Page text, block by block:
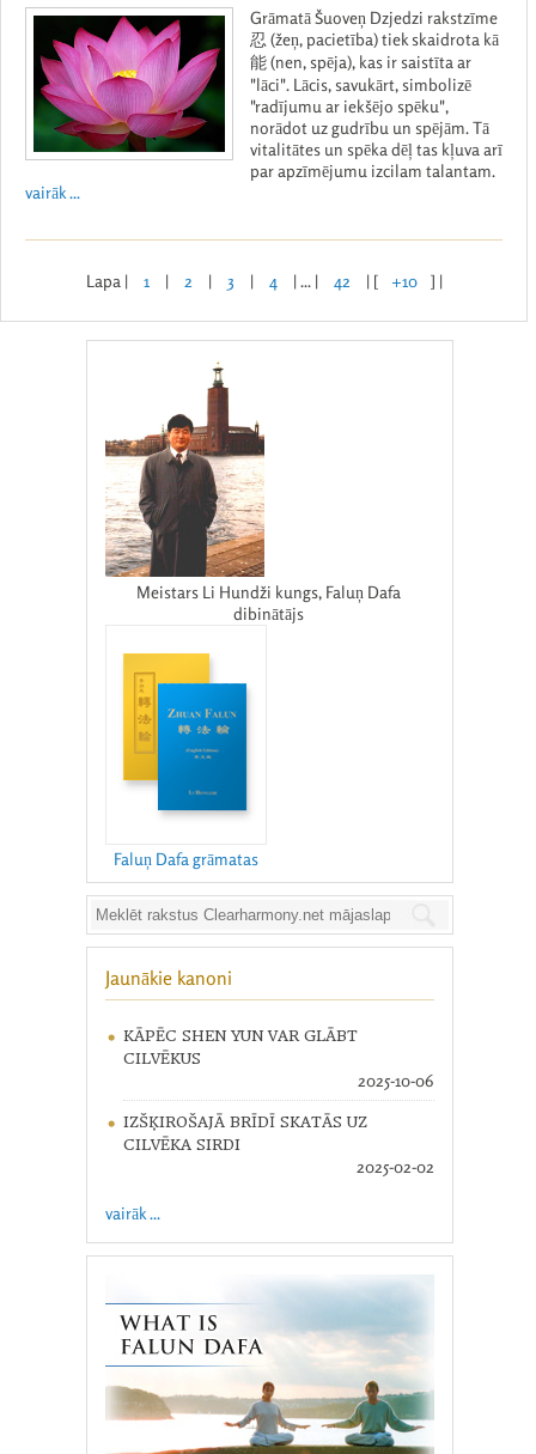
Grāmatā Šuoveņ Dzjedzi rakstzīme
忍 (žeņ, pacietība) tiek skaidrota kā
能 (nen, spēja), kas ir saistīta ar
"lāci". Lācis, savukārt, simbolizē
"radījumu ar iekšējo spēku",
norādot uz gudrību un spējām. Tā
vitalitātes un spēka dēļ tas kļuva arī
par apzīmējumu izcilam talantam.
vairāk ...
Lapa | 1 | 2 | 3 | 4 | ... | 42 | [ +10 ] |
Meistars Li Hundži kungs, Faluņ Dafa
dibinātājs
Faluņ Dafa grāmatas
Jaunākie kanoni
KĀPĒC SHEN YUN VAR GLĀBT
CILVĒKUS
2025-10-06
IZŠĶIROŠAJĀ BRĪDĪ SKATĀS UZ
CILVĒKA SIRDI
2025-02-02
vairāk ...